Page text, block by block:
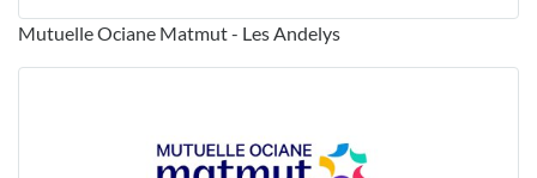
Mutuelle Ociane Matmut - Les Andelys